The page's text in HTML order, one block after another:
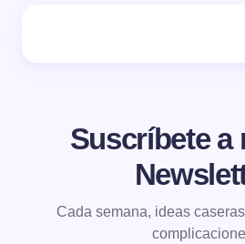
Suscríbete a
Cada semana, ideas